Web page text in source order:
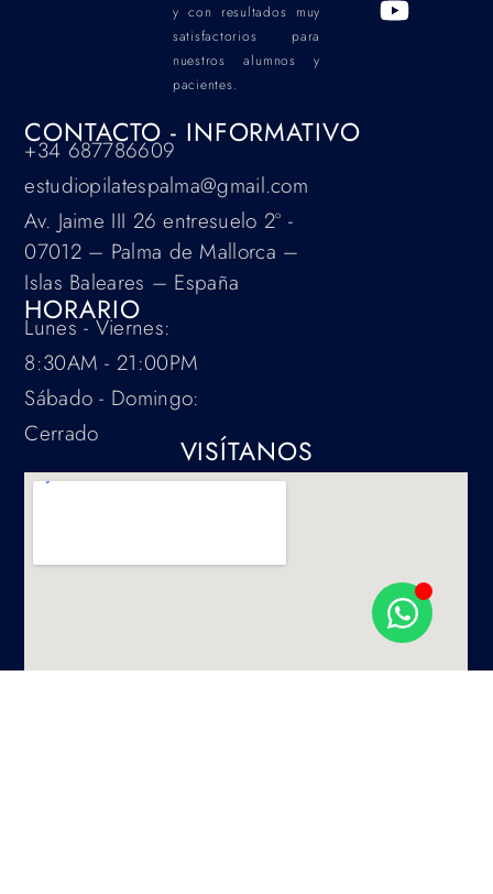
y con resultados muy
satisfactorios para
nuestros alumnos y
pacientes.
CONTACTO - INFORMATIVO
+34 687786609
estudiopilatespalma@gmail.com
Av. Jaime III 26 entresuelo 2º -
07012 – Palma de Mallorca –
Islas Baleares – España
HORARIO
Lunes - Viernes:
8:30AM - 21:00PM
Sábado - Domingo:
Cerrado
VISÍTANOS